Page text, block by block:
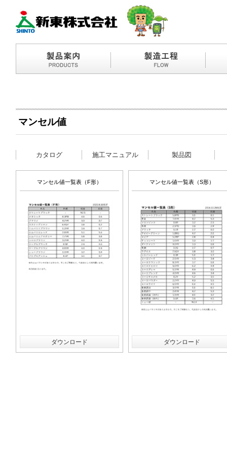
マンセル値
カタログ 施工マニュアル 製品図
マンセル値一覧表（F形）
ダウンロード
マンセル値一覧表（S形）
ダウンロード